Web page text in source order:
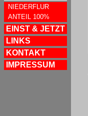
NIEDERFLUR
ANTEIL 100%
EINST & JETZT
LINKS
KONTAKT
IMPRESSUM